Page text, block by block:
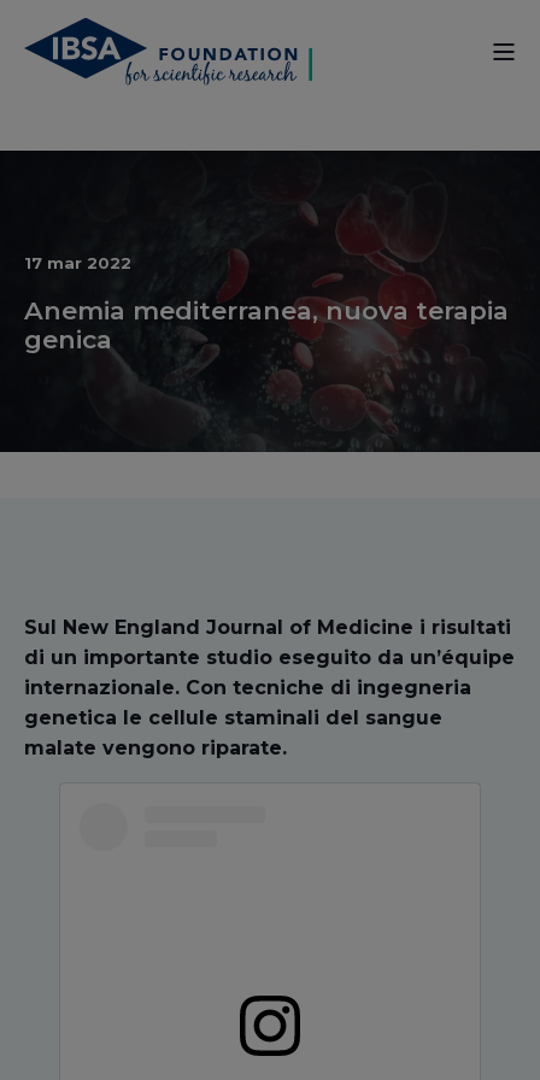
17 mar 2022
Anemia mediterranea, nuova terapia
genica
Sul New England Journal of Medicine i risultati
di un importante studio eseguito da un’équipe
internazionale. Con tecniche di ingegneria
genetica le cellule staminali del sangue
malate vengono riparate.